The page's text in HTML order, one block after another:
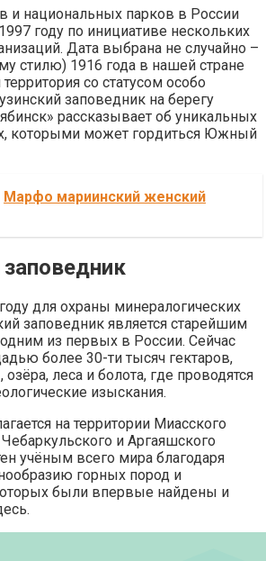
и национальных парков в России
году по инициативе нескольких
Дата выбрана не случайно –
стилю) 1916 года в нашей стране
со статусом особо
заповедник на берегу
рассказывает об уникальных
которыми может гордиться Южный
Марфо мариинский женский
для охраны минералогических
заповедник является старейшим
из первых в России. Сейчас
более 30-ти тысяч гектаров,
леса и болота, где проводятся
изыскания.
на территории Миасского
Чебаркульского и Аргаяшского
учёным всего мира благодаря
горных пород и
были впервые найдены и